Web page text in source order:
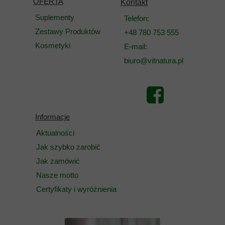
Suplementy
Zestawy Produktów
Kosmetyki
Informacje
Aktualności
Jak szybko zarobić
Jak zamówić
Nasze motto
Certyfikaty i wyróżnienia
Kontakt
Telefon:
+48 780 753 555
E-mail:
biuro@vitnatura.pl